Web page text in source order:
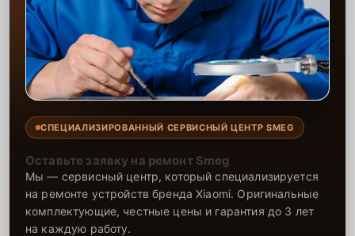
СПЕЦИАЛИЗИРОВАННЫЙ СЕРВИСНЫЙ ЦЕНТР SMEG
Оставьте заявку на ремонт Smeg
Мы — сервисный центр, который специализируется
на ремонте устройств бренда Xiaomi. Оригинальные
комплектующие, честные цены и гарантия до 3 лет
на каждую работу.